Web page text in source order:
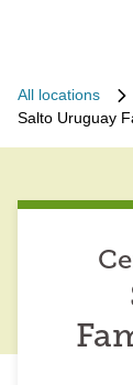
All locations
Salto Uruguay